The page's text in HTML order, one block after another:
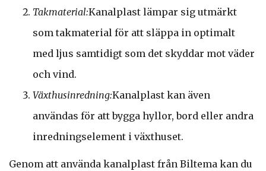
Takmaterial:Kanalplast lämpar sig utmärkt
som takmaterial för att släppa in optimalt
med ljus samtidigt som det skyddar mot väder
och vind.
Växthusinredning:Kanalplast kan även
användas för att bygga hyllor, bord eller andra
inredningselement i växthuset.
Genom att använda kanalplast från Biltema kan du